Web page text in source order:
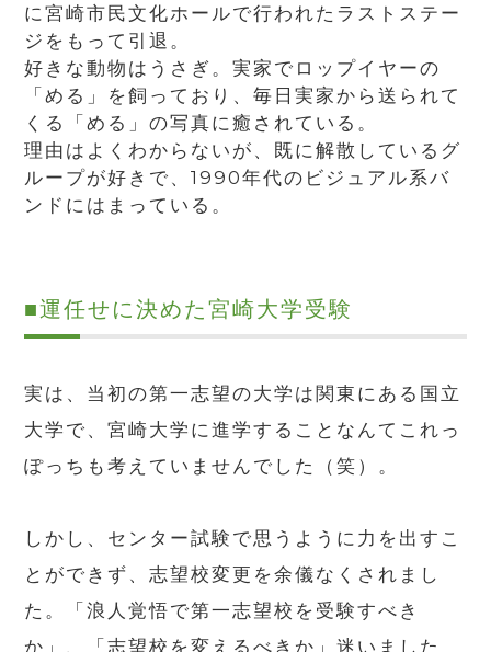
に宮崎市民文化ホールで行われたラストステー
ジをもって引退。
好きな動物はうさぎ。実家でロップイヤーの
「める」を飼っており、毎日実家から送られて
くる「める」の写真に癒されている。
理由はよくわからないが、既に解散しているグ
ループが好きで、1990年代のビジュアル系バ
ンドにはまっている。
■運任せに決めた宮崎大学受験
実は、当初の第一志望の大学は関東にある国立
大学で、宮崎大学に進学することなんてこれっ
ぽっちも考えていませんでした（笑）。
しかし、センター試験で思うように力を出すこ
とができず、志望校変更を余儀なくされまし
た。「浪人覚悟で第一志望校を受験すべき
か」、「志望校を変えるべきか」迷いました